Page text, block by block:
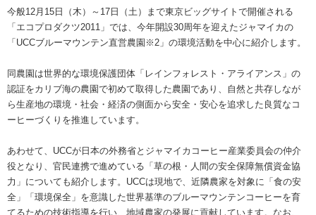
今般12月15日（木）～17日（土）まで東京ビッグサイトで開催される
「エコプロダクツ2011」では、今年開設30周年を迎えたジャマイカの
「UCCブルーマウンテン直営農園※2」の環境活動を中心に紹介します。
同農園は世界的な環境保護団体「レインフォレスト・アライアンス」の
認証をカリブ海の農園で初めて取得した農園であり、自然と共存しなが
ら生産地の環境・社会・経済の側面から安全・安心を追求した良質なコ
ーヒーづくりを推進しています。
あわせて、UCCが日本の外務省とジャマイカコーヒー産業委員会の仲介
役となり、官民連携で進めている「草の根・人間の安全保障無償資金協
力」についても紹介します。UCCは現地で、近隣農家を対象に「食の安
全」「環境保全」を意識した世界基準のブルーマウンテンコーヒーを育
てるための技術指導を行い、地域農家の発展に貢献しています。なお、